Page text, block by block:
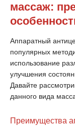
массаж:
Аппаратный
популярных
использование
улучшения
Давайте
данного вида
Преимущества